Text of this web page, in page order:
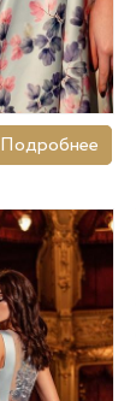
Подробнее